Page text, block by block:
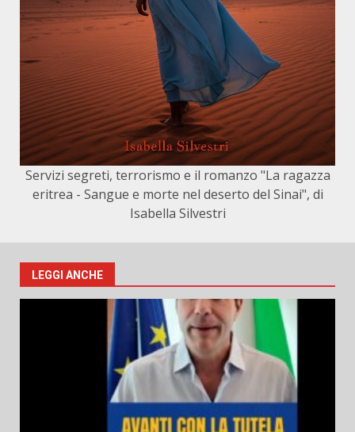
Servizi segreti, terrorismo e il romanzo "La ragazza
eritrea - Sangue e morte nel deserto del Sinai", di
Isabella Silvestri
LEGGI ANCHE